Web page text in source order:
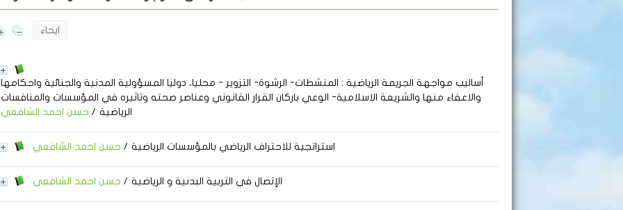
ايحاء
أساليب مواجهة الجريمة الرياضية : المنشطات- الرشوة- التزوير - محليا، دوليا المسؤولية المدنية والجنائية واحكامها
والاعفاء منها والشريعة الاسلامية- الوعي باركان القرار القانوني وعناصر صحته وتاثيره في المؤسسات والمنافسات
الرياضية / حسن احمد الشافعي
استراتجية للاحتراف الرياضي بالمؤسسات الرياضية / حسن احمد الشافعي
الإتصال في التربية البدنية و الرياضية / حسن احمد الشافعي